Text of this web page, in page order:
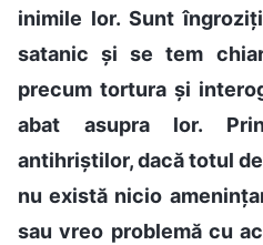
inimile lor. Sunt
satanic și se tem
precum tortura și
abat asupra lor.
antihriștilor, dacă totul
nu există nicio
sau vreo problemă cu